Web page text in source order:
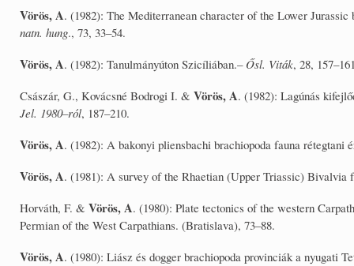
Vörös, A. (1982): The Mediterranean character of the Lower
natn. hung., 73, 33–54.
Vörös, A. (1982): Tanulmányúton Szicíliában.– Ősl. Viták, 28,
Császár, G., Kovácsné Bodrogi I. & Vörös, A. (1982): Lagúnás
Jel. 1980–ról, 187–210.
Vörös, A. (1982): A bakonyi pliensbachi brachiopoda fauna rétegtani
Vörös, A. (1981): A survey of the Rhaetian (Upper Triassic)
Horváth, F. & Vörös, A. (1980): Plate tectonics of the western
Permian of the West Carpathians. (Bratislava), 73–88.
Vörös, A. (1980): Liász és dogger brachiopoda provinciák a nyugati